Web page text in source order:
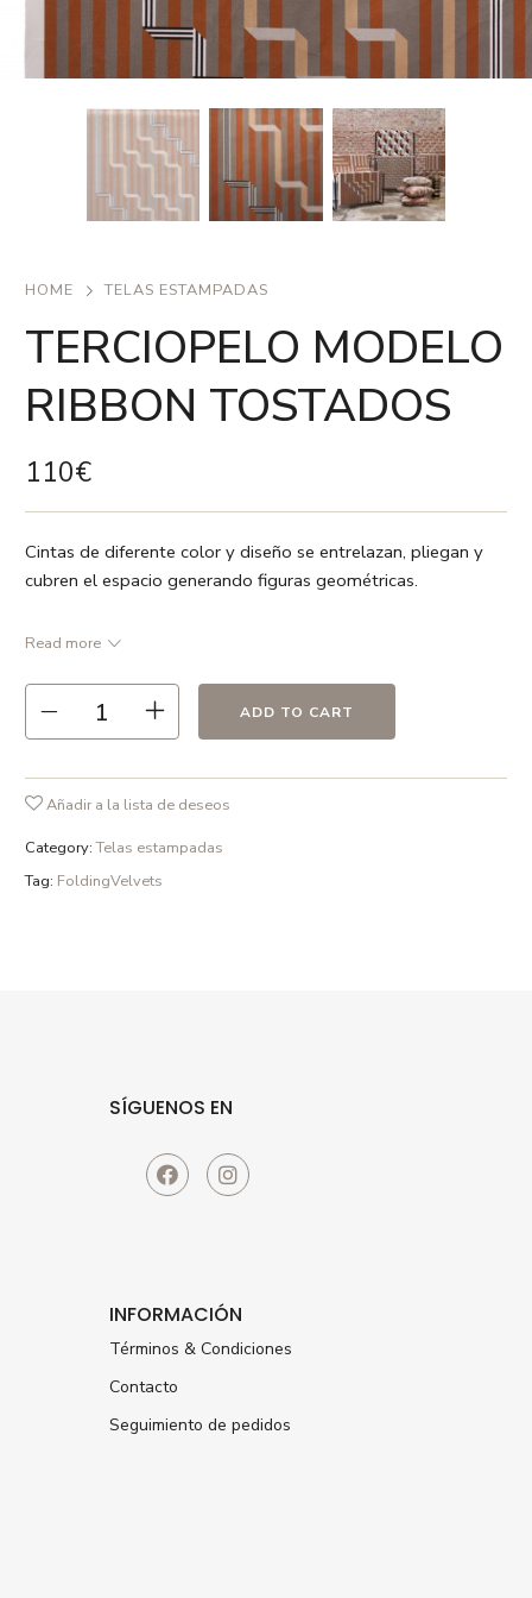
HOME TELAS ESTAMPADAS
TERCIOPELO MODELO
RIBBON TOSTADOS
110€
Cintas de diferente color y diseño se entrelazan, pliegan y
cubren el espacio generando figuras geométricas.
Ancho 137 cm Precio/metro
● 100 % Poliester
● Repetición 141 cm
● 370 gr /m2
Read more
ADD TO CART
Añadir a la lista de deseos
Category:Telas estampadas
Tag: FoldingVelvets
SÍGUENOS EN
INFORMACIÓN
Términos & Condiciones
Contacto
Seguimiento de pedidos